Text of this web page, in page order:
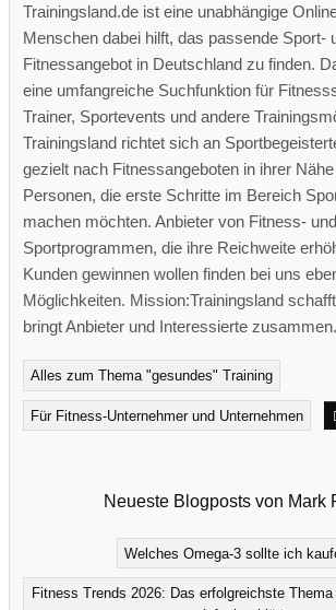
Trainingsland.de ist eine unabhängige
Menschen dabei hilft, das passende Sport-
Fitnessangebot in Deutschland zu finden.
eine umfangreiche Suchfunktion für
Trainer, Sportevents und andere
Trainingsland richtet sich an
gezielt nach Fitnessangeboten in ihrer
Personen, die erste Schritte im Bereich
machen möchten. Anbieter von Fitness- und
Sportprogrammen, die ihre Reichweite
Kunden gewinnen wollen finden bei uns
Möglichkeiten. Mission:Trainingsland
bringt Anbieter und Interessierte zusammen.
Alles zum Thema "gesundes" Training
Für Fitness-Unternehmer und Unternehmen
Neueste Blogposts von Mark
Welches Omega-3 sollte ich
Fitness Trends 2026: Das erfolgreichste